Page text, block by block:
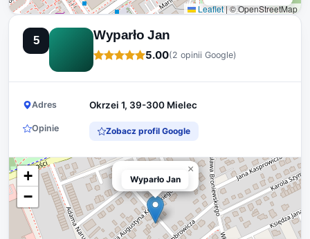
Leaflet|© OpenStreetMap
5 Wyparło Jan
5.00(2 opinii Google)
Adres Okrzei 1, 39-300 Mielec
Opinie Zobacz profil Google
Wyparło Jan
×
+
−
Wyparło Jan